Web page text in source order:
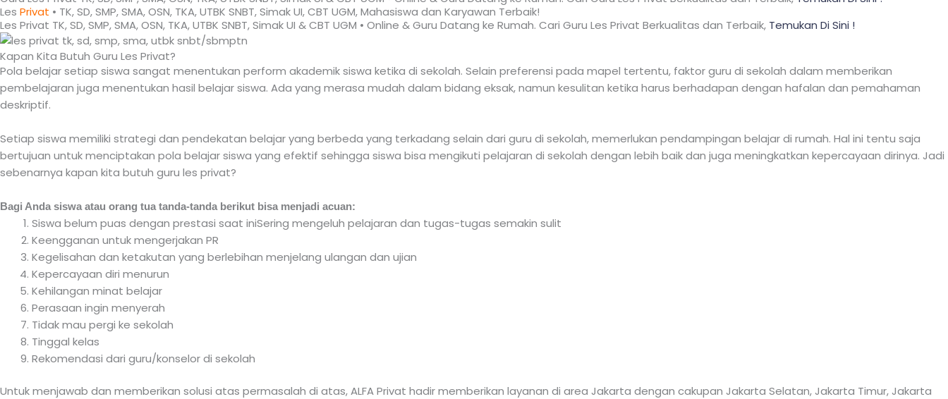
Les Privat • TK, SD, SMP, SMA, OSN, TKA, UTBK SNBT, Simak UI, CBT UGM, Mahasiswa dan Karyawan Terbaik!​
Les Privat TK, SD, SMP, SMA, OSN, TKA, UTBK SNBT, Simak UI & CBT UGM • Online & Guru Datang ke Rumah. Cari Guru Les Privat Berkualitas dan Terbaik, Temukan Di Sini !
Kapan Kita Butuh Guru Les Privat?
Pola belajar setiap siswa sangat menentukan perform akademik siswa ketika di sekolah. Selain preferensi pada mapel tertentu, faktor guru di sekolah dalam memberikan
pembelajaran juga menentukan hasil belajar siswa. Ada yang merasa mudah dalam bidang eksak, namun kesulitan ketika harus berhadapan dengan hafalan dan pemahaman
deskriptif.
Setiap siswa memiliki strategi dan pendekatan belajar yang berbeda yang terkadang selain dari guru di sekolah, memerlukan pendampingan belajar di rumah. Hal ini tentu saja
bertujuan untuk menciptakan pola belajar siswa yang efektif sehingga siswa bisa mengikuti pelajaran di sekolah dengan lebih baik dan juga meningkatkan kepercayaan dirinya. Jadi
sebenarnya kapan kita butuh guru les privat?
Bagi Anda siswa atau orang tua tanda-tanda berikut bisa menjadi acuan:
Siswa belum puas dengan prestasi saat iniSering mengeluh pelajaran dan tugas-tugas semakin sulit
Keengganan untuk mengerjakan PR
Kegelisahan dan ketakutan yang berlebihan menjelang ulangan dan ujian
Kepercayaan diri menurun
Kehilangan minat belajar
Perasaan ingin menyerah
Tidak mau pergi ke sekolah
Tinggal kelas
Rekomendasi dari guru/konselor di sekolah
Untuk menjawab dan memberikan solusi atas permasalah di atas, ALFA Privat hadir memberikan layanan di area Jakarta dengan cakupan Jakarta Selatan, Jakarta Timur, Jakarta